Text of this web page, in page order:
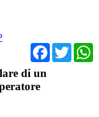
di un